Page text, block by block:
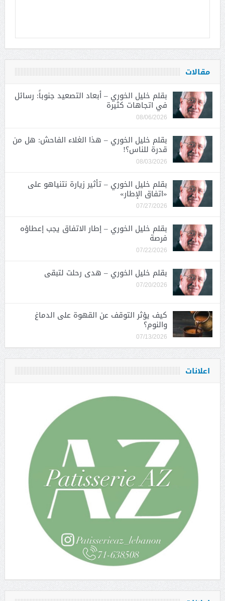
مقالات
بقلم خليل الخوري – أبعاد التصعيد جنوباً: رسائل
في اتجاهات كثيرة
08/06/2026
بقلم خليل الخوري – هذا الغلاء الفاحش: هل من
قدرة للناس؟!
08/03/2026
بقلم خليل الخوري – تأثير زيارة نتنياهو على
«اتفاق الإطار»
07/27/2026
بقلم خليل الخوري – إطار الاتفاق يجب إعطاؤه
فرصة
07/22/2026
بقلم خليل الخوري – هدى رحلت لتبقى
07/20/2026
كيف يؤثر التوقف عن القهوة على الدماغ
والنوم؟
07/13/2026
اعلانات